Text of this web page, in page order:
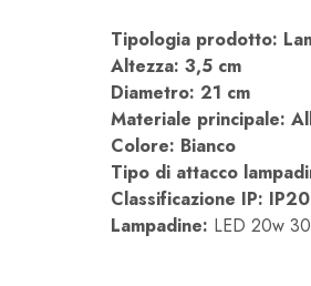
Tipologia prodotto:
Altezza: 3,5 cm
Diametro: 21 cm
Materiale principale:
Colore: Bianco
Tipo di attacco
Classificazione IP: IP20
Lampadine: LED 20w